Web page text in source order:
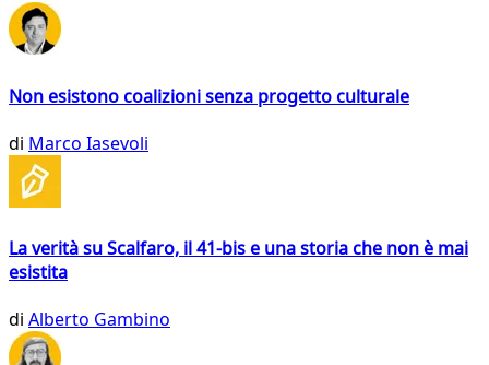
Non esistono coalizioni senza progetto culturale
di Marco Iasevoli
La verità su Scalfaro, il 41-bis e una storia che non è mai
esistita
di Alberto Gambino